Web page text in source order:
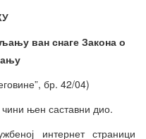
ван снаге Закона о
бр. 42/04)
чини њен саставни дио.
интернет страници